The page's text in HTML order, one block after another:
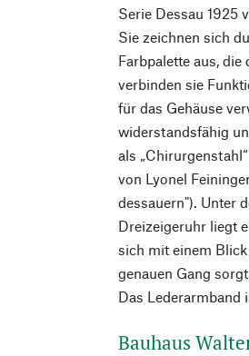
Serie Dessau 1925
Sie zeichnen sich
Farbpalette aus,
verbinden sie
für das Gehäuse
widerstandsfähig
als
von Lyonel
dessauern"). Unter
Dreizeigeruhr liegt
sich mit einem
genauen Gang
Das Lederarmband
Bauhaus